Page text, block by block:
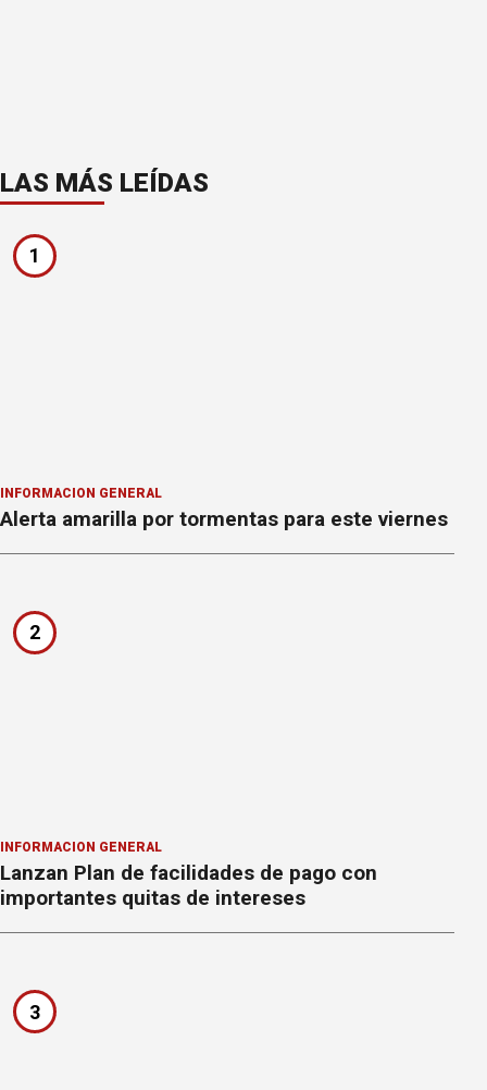
LAS MÁS LEÍDAS
1
INFORMACION GENERAL
Alerta amarilla por tormentas para este viernes
2
INFORMACION GENERAL
Lanzan Plan de facilidades de pago con
importantes quitas de intereses
3